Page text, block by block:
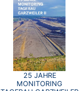
25 JAHRE
MONITORING